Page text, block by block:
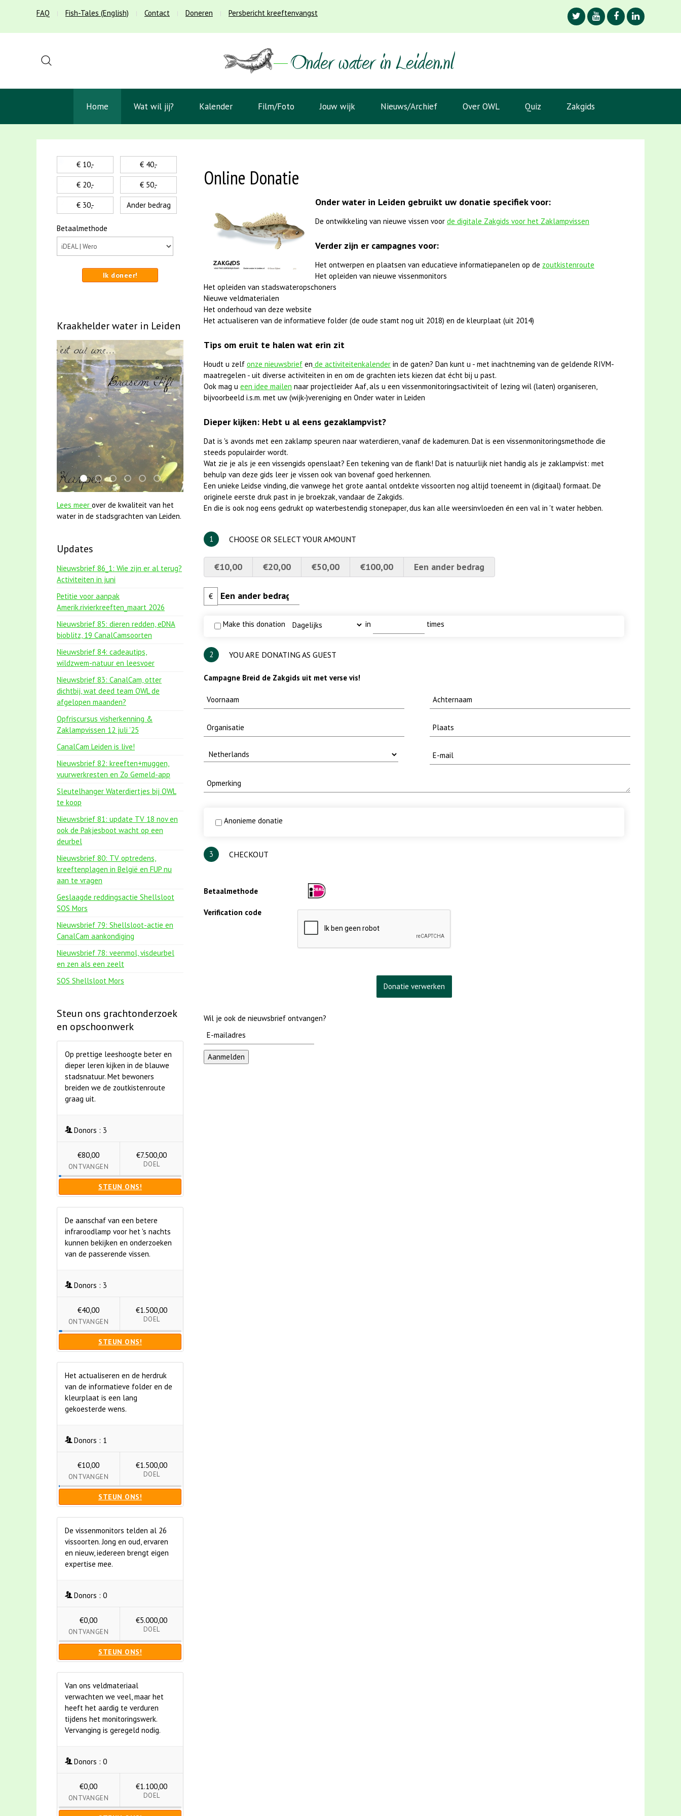
FAQ Fish-Tales (English) Contact Doneren Persbericht kreeftenvangst
Home Wat wil jij? Kalender Film/Foto Jouw wijk Nieuws/Archief Over OWL Quiz Zakgids
Online Donatie
Onder water in Leiden gebruikt uw donatie specifiek voor:
De ontwikkeling van nieuwe vissen voor de digitale Zakgids voor het Zaklampvissen
Verder zijn er campagnes voor:
Het ontwerpen en plaatsen van educatieve informatiepanelen op de zoutkistenroute
Het opleiden van nieuwe vissenmonitors
Het opleiden van stadswateropschoners
Nieuwe veldmaterialen
Het onderhoud van deze website
Het actualiseren van de informatieve folder (de oude stamt nog uit 2018) en de kleurplaat (uit 2014)
Tips om eruit te halen wat erin zit
Houdt u zelf onze nieuwsbrief en de activiteitenkalender in de gaten? Dan kunt u - met inachtneming van de geldende RIVM-
maatregelen - uit diverse activiteiten in en om de grachten iets kiezen dat écht bij u past.
Ook mag u een idee mailen naar projectleider Aaf, als u een vissenmonitoringsactiviteit of lezing wil (laten) organiseren,
bijvoorbeeld i.s.m. met uw (wijk-)vereniging en Onder water in Leiden
Dieper kijken: Hebt u al eens gezaklampvist?
Dat is 's avonds met een zaklamp speuren naar waterdieren, vanaf de kademuren. Dat is een vissenmonitoringsmethode die
steeds populairder wordt.
Wat zie je als je een vissengids openslaat? Een tekening van de flank! Dat is natuurlijk niet handig als je zaklampvist: met
behulp van deze gids leer je vissen ook van bovenaf goed herkennen.
Een unieke Leidse vinding, die vanwege het grote aantal ontdekte vissoorten nog altijd toeneemt in (digitaal) formaat. De
originele eerste druk past in je broekzak, vandaar de Zakgids.
En die is ook nog eens gedrukt op waterbestendig stonepaper, dus kan alle weersinvloeden én een val in 't water hebben.
1 CHOOSE OR SELECT YOUR AMOUNT
€10,00 €20,00 €50,00 €100,00 Een ander bedrag
€
Make this donation in times
2 YOU ARE DONATING AS GUEST
Campagne Breid de Zakgids uit met verse vis!
Anonieme donatie
3 CHECKOUT
Betaalmethode
Verification code
Wil je ook de nieuwsbrief ontvangen?
€ 10,-
€ 20,-
€ 30,-
€ 40,-
€ 50,-
Ander bedrag
Betaalmethode
Ik doneer!
Kraakhelder water in Leiden
smoelenboek fifi en karper nieuwsbrief-
jun2021 28 brasem en rietvoorns 4a verscherpt
mei2021 watervogelmethode fuut met baars
karper met kattenklimtouw
jun2021 zaklv 5 snoekje MOOI
mei2021 1 snoekje elly
Lees meer over de kwaliteit van het
water in de stadsgrachten van Leiden.
Updates
Nieuwsbrief 86_1: Wie zijn er al terug?
Activiteiten in juni
Petitie voor aanpak
Amerik.rivierkreeften_maart 2026
Nieuwsbrief 85: dieren redden, eDNA
bioblitz, 19 CanalCamsoorten
Nieuwsbrief 84: cadeautips,
wildzwem-natuur en leesvoer
Nieuwsbrief 83: CanalCam, otter
dichtbij, wat deed team OWL de
afgelopen maanden?
Opfriscursus visherkenning &
Zaklampvissen 12 juli '25
CanalCam Leiden is live!
Nieuwsbrief 82: kreeften+muggen,
vuurwerkresten en Zo Gemeld-app
Sleutelhanger Waterdiertjes bij OWL
te koop
Nieuwsbrief 81: update TV 18 nov en
ook de Pakjesboot wacht op een
deurbel
Nieuwsbrief 80: TV optredens,
kreeftenplagen in België en FUP nu
aan te vragen
Geslaagde reddingsactie Shellsloot
SOS Mors
Nieuwsbrief 79: Shellsloot-actie en
CanalCam aankondiging
Nieuwsbrief 78: veenmol, visdeurbel
en zen als een zeelt
SOS Shellsloot Mors
Steun ons grachtonderzoek
en opschoonwerk
Op prettige leeshoogte beter en
dieper leren kijken in de blauwe
stadsnatuur. Met bewoners
breiden we de zoutkistenroute
graag uit.
Donors : 3
€80,00
ONTVANGEN
€7.500,00
DOEL
STEUN ONS!
De aanschaf van een betere
infraroodlamp voor het 's nachts
kunnen bekijken en onderzoeken
van de passerende vissen.
Donors : 3
€40,00
ONTVANGEN
€1.500,00
DOEL
STEUN ONS!
Het actualiseren en de herdruk
van de informatieve folder en de
kleurplaat is een lang
gekoesterde wens.
Donors : 1
€10,00
ONTVANGEN
€1.500,00
DOEL
STEUN ONS!
De vissenmonitors telden al 26
vissoorten. Jong en oud, ervaren
en nieuw, iedereen brengt eigen
expertise mee.
Donors : 0
€0,00
ONTVANGEN
€5.000,00
DOEL
STEUN ONS!
Van ons veldmateriaal
verwachten we veel, maar het
heeft het aardig te verduren
tijdens het monitoringswerk.
Vervanging is geregeld nodig.
Donors : 0
€0,00
ONTVANGEN
€1.100,00
DOEL